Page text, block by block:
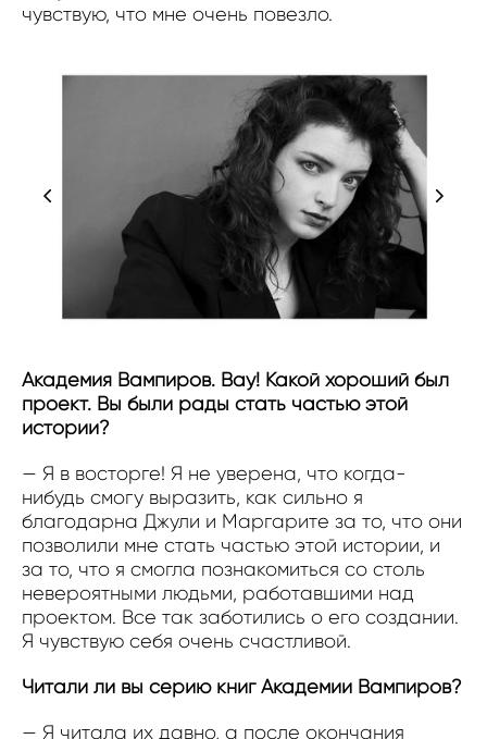
чувствую, что мне очень повезло.
Академия Вампиров. Вау! Какой хороший был
проект. Вы были рады стать частью этой
истории?
— Я в восторге! Я не уверена, что когда-
нибудь смогу выразить, как сильно я
благодарна Джули и Маргарите за то, что они
позволили мне стать частью этой истории, и
за то, что я смогла познакомиться со столь
невероятными людьми, работавшими над
проектом. Все так заботились о его создании.
Я чувствую себя очень счастливой.
Читали ли вы серию книг Академии Вампиров?
— Я читала их давно, а после окончания